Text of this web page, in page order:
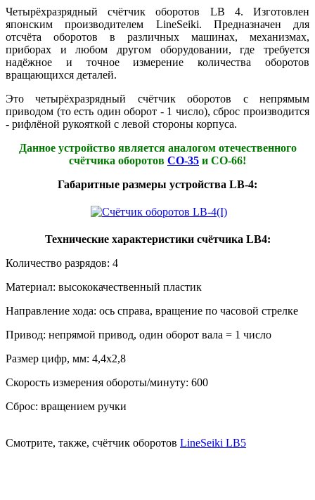
Четырёхразрядный счётчик оборотов LB 4. Изготовлен
японским производителем LineSeiki. Предназначен для
отсчёта оборотов в различных машинах, механизмах,
приборах и любом другом оборудовании, где требуется
надёжное и точное измерение количества оборотов
вращающихся деталей.­
Это четырёхразрядный счётчик оборотов с непрямым
приводом (то есть один оборот - 1 число), сброс производится
- рифлёной рукояткой с левой стороны корпуса.
Данное устройство является аналогом отечественного
счётчика оборотов СО-35­ и СО-66!
Габаритные размеры устройства LB-4:­
Технические характеристики счётчика LB4:
Количество разрядов: 4
Материал: высококачественный пластик
Направление хода: ось справа, вращение по часовой стрелке
Привод: непрямой привод, один оборот вала = 1 число
Размер цифр, мм: 4,4х2,8
Скорость измерения обороты/минуту: 600
Сброс: вращением ручки­
Смотрите, также,­ счётчик оборотов ­­­­­­­LineSeiki LB5­